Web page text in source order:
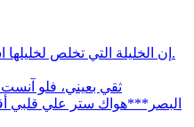
إن الخليلة التي تخلص لخليلها اشرف من الزوجة التي تخون زوجها.
ثقي بعيني، فلو
البصر***هواك ستر علي قلبي